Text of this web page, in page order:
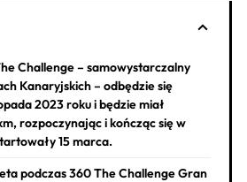
Challenge – samowystarczalny
Kanaryjskich – odbędzie się
2023 roku i będzie miał
rozpoczynając i kończąc się w
15 marca.
podczas 360 The Challenge Gran